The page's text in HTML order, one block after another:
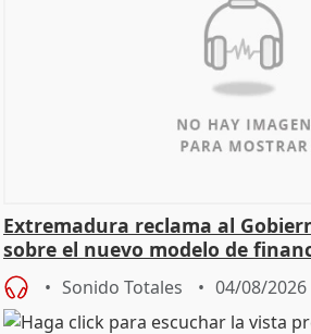
Extremadura reclama al
sobre el nuevo modelo de
Sonido Totales 04/08/2026